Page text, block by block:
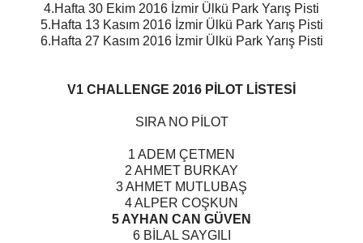
4.Hafta 30 Ekim 2016 İzmir Ülkü Park Yarış Pisti
5.Hafta 13 Kasım 2016 İzmir Ülkü Park Yarış Pisti
6.Hafta 27 Kasım 2016 İzmir Ülkü Park Yarış Pisti
V1 CHALLENGE 2016 PİLOT LİSTESİ
SIRA NO PİLOT
1 ADEM ÇETMEN
2 AHMET BURKAY
3 AHMET MUTLUBAŞ
4 ALPER COŞKUN
5 AYHAN CAN GÜVEN
6 BİLAL SAYGILI